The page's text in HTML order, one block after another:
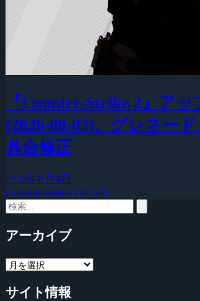
『Counter-Strike 2』アッ
(2026-08-03)、グレネー
具合修正
2026年8月4日
Counter-Strike 2 (CS2)
アーカイブ
サイト情報